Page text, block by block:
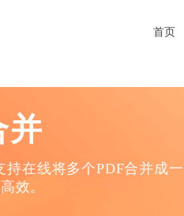
首页
并
持在线将多个PDF合并成
效。